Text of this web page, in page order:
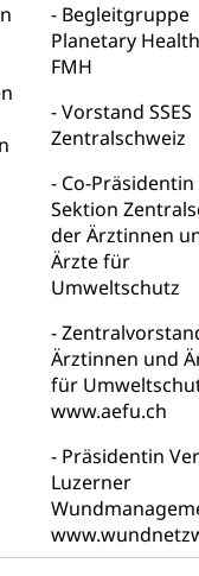
Begleitgruppe
Planetary
FMH
Vorstand SSES
Zentralschweiz
Co-
Sektion
der Ärztinnen
Ärzte für
Umweltschutz
Ärztinnen und
für
www.aefu.ch
Präsidentin
Luzerner
aller
Lebensformen
Menschen mit
Behinderungen
Aufgaben und
im Zivilprozess
Konkurs
Zahlungsunfähigkeit,
(gruezi.lu.ch)
Betreibungsämter
Konkursämter
und Wahlrecht,
Wahlen,
Pluralismus
Volksrechte
Quellensteuer,
Grundsteuer,
Verkehrssteuer,
Schenkungssteuer,